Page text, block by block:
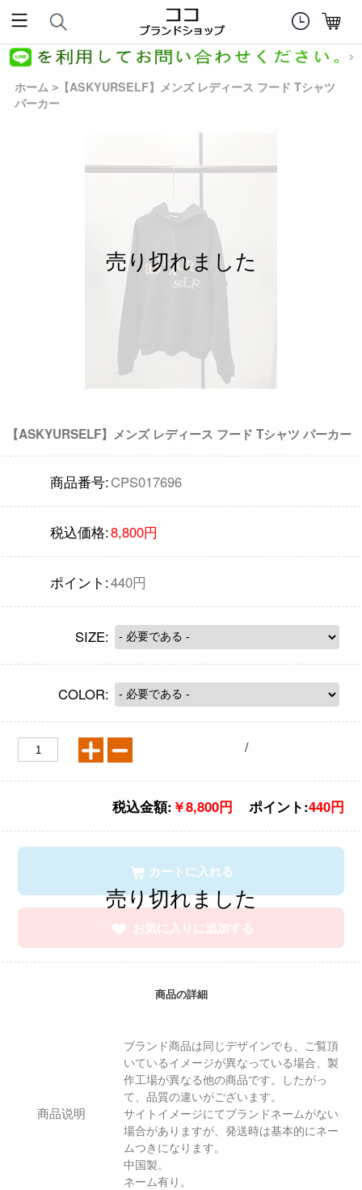
ホーム >【ASKYURSELF】メンズ レディース フード Tシャツ
パーカー
【ASKYURSELF】メンズ レディース フード Tシャツ パーカー
商品番号:CPS017696
税込価格:8,800円
ポイント:440円
SIZE:
COLOR:
/
税込金額: ￥8,800円 ポイント:440円
カートに入れる
お気に入りに追加する
商品の詳細
商品说明
ブランド商品は同じデザインでも、ご覧頂
いているイメージが異なっている場合、製
作工場が異なる他の商品です。したがっ
て、品質の違いがございます。
サイトイメージにてブランドネームがない
場合がありますが、発送時は基本的にネー
ムつきになります。
中国製。
ネーム有り。